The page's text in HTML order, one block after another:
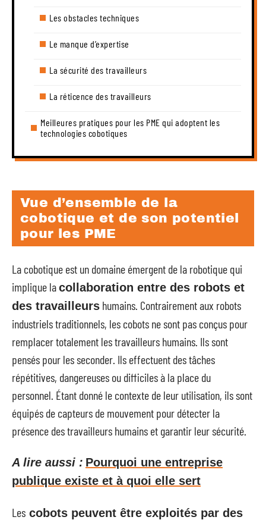
Les obstacles techniques
Le manque d’expertise
La sécurité des travailleurs
La réticence des travailleurs
Meilleures pratiques pour les PME qui adoptent les
technologies cobotiques
Vue d’ensemble de la
cobotique et de son potentiel
pour les PME
La cobotique est un domaine émergent de la robotique qui
implique lacollaboration entre des robots et
des travailleurs humains. Contrairement aux robots
industriels traditionnels, les cobots ne sont pas conçus pour
remplacer totalement les travailleurs humains. Ils sont
pensés pour les seconder. Ils effectuent des tâches
répétitives, dangereuses ou difficiles à la place du
personnel. Étant donné le contexte de leur utilisation, ils sont
équipés de capteurs de mouvement pour détecter la
présence des travailleurs humains et garantir leur sécurité.
A lire aussi : Pourquoi une entreprise
publique existe et à quoi elle sert
Les cobots peuvent être exploités par des